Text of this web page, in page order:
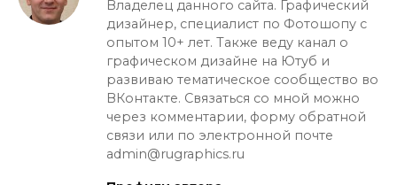
Владелец данного сайта. Графический
дизайнер, специалист по Фотошопу с
опытом 10+ лет. Также веду канал о
графическом дизайне на Ютуб и
развиваю тематическое сообщество во
ВКонтакте. Связаться со мной можно
через комментарии, форму обратной
связи или по электронной почте
admin@rugraphics.ru